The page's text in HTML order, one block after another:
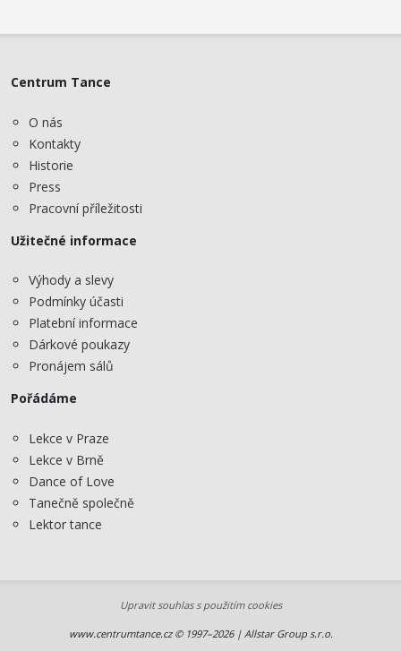
Centrum Tance
O nás
Kontakty
Historie
Press
Pracovní příležitosti
Užitečné informace
Výhody a slevy
Podmínky účasti
Platební informace
Dárkové poukazy
Pronájem sálů
Pořádáme
Lekce v Praze
Lekce v Brně
Dance of Love
Tanečně společně
Lektor tance
Upravit souhlas s použitím cookies
www.centrumtance.cz © 1997–2026 | Allstar Group s.r.o.